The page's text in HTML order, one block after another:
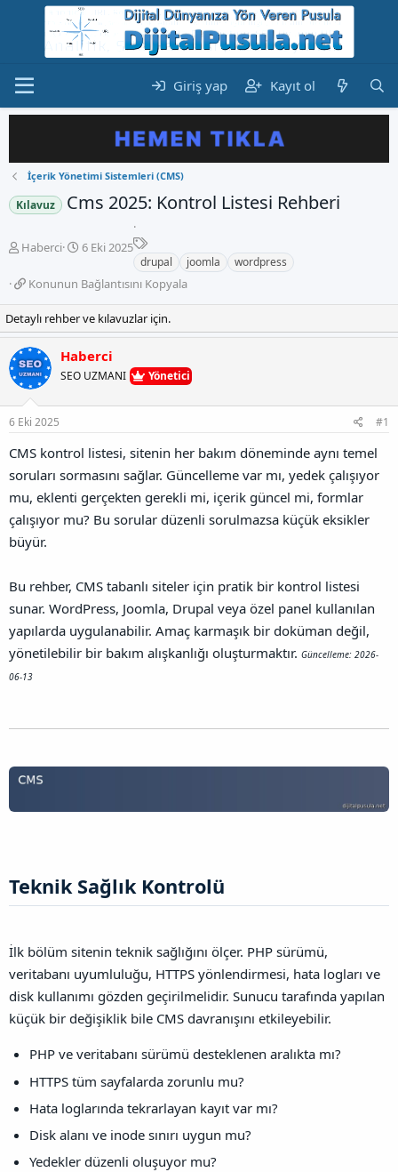
Giriş yap Kayıt ol
İçerik Yönetimi Sistemleri (CMS)
Kılavuz Cms 2025: Kontrol Listesi Rehberi
K
n
y
b
a
ş
l
a
a
n
Haberci
B
ş
n
ı
ç
a
h
i
6 Eki 2025
E
t
i
k
e
t
l
r
drupal joomla wordpress
K
n
u
n
u
n
ğ
a
n
ı
s
ı
K
o
y
a
a
Konunun Bağlantısını Kopyala
Detaylı rehber ve kılavuzlar için.
Haberci
SEO UZMANI Yönetici
6 Eki 2025 #1
CMS kontrol listesi, sitenin her bakım döneminde aynı temel
soruları sormasını sağlar. Güncelleme var mı, yedek çalışıyor
mu, eklenti gerçekten gerekli mi, içerik güncel mi, formlar
çalışıyor mu? Bu sorular düzenli sorulmazsa küçük eksikler
büyür.
Bu rehber, CMS tabanlı siteler için pratik bir kontrol listesi
sunar. WordPress, Joomla, Drupal veya özel panel kullanılan
yapılarda uygulanabilir. Amaç karmaşık bir doküman değil,
yönetilebilir bir bakım alışkanlığı oluşturmaktır. Güncelleme: 2026-
06-13
Teknik Sağlık Kontrolü​
İlk bölüm sitenin teknik sağlığını ölçer. PHP sürümü,
veritabanı uyumluluğu, HTTPS yönlendirmesi, hata logları ve
disk kullanımı gözden geçirilmelidir. Sunucu tarafında yapılan
küçük bir değişiklik bile CMS davranışını etkileyebilir.
PHP ve veritabanı sürümü desteklenen aralıkta mı?
HTTPS tüm sayfalarda zorunlu mu?
Hata loglarında tekrarlayan kayıt var mı?
Disk alanı ve inode sınırı uygun mu?
Yedekler düzenli oluşuyor mu?